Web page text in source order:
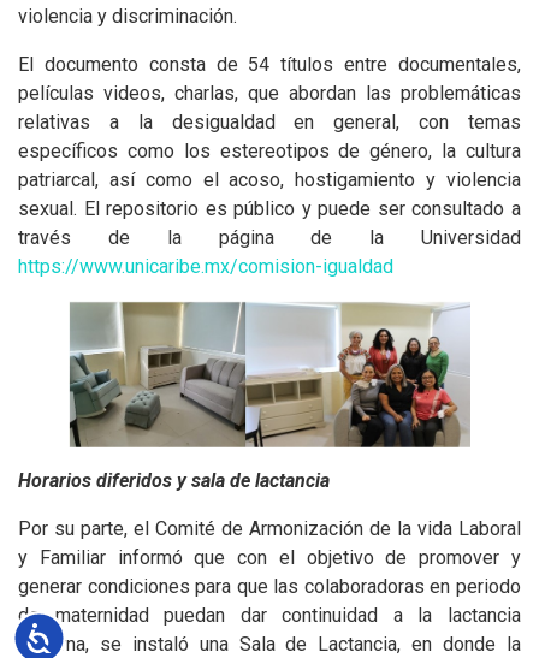
Accesibilidad
violencia y discriminación.
El documento consta de 54 títulos entre documentales,
películas videos, charlas, que abordan las problemáticas
relativas a la desigualdad en general, con temas
específicos como los estereotipos de género, la cultura
patriarcal, así como el acoso, hostigamiento y violencia
sexual. El repositorio es público y puede ser consultado a
través de la página de la Universidad
https://www.unicaribe.mx/comision-igualdad
Horarios diferidos y sala de lactancia
Por su parte, el Comité de Armonización de la vida Laboral
y Familiar informó que con el objetivo de promover y
generar condiciones para que las colaboradoras en periodo
de maternidad puedan dar continuidad a la lactancia
materna, se instaló una Sala de Lactancia, en donde la